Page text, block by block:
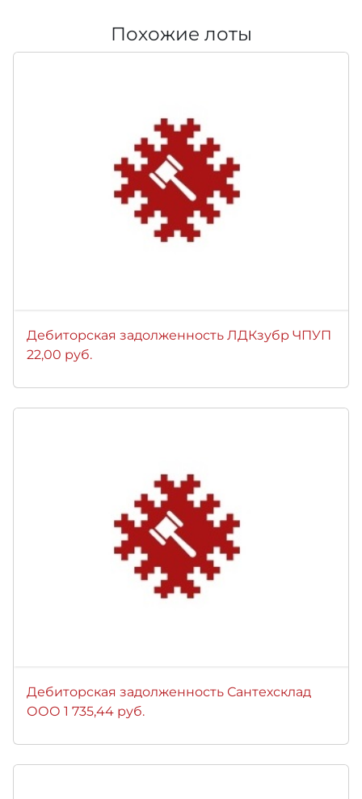
Похожие лоты
Дебиторская задолженность ЛДКзубр ЧПУП
22,00 руб.
Дебиторская задолженность Сантехсклад
ООО 1 735,44 руб.